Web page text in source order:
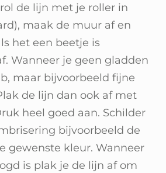
de lijn met je roller in
maak de muur af en
het een beetje is
Wanneer je geen gladden
maar bijvoorbeeld fijne
de lijn dan ook af met
heel goed aan. Schilder
bijvoorbeeld de
gewenste kleur. Wanneer
is plak je de lijn af om